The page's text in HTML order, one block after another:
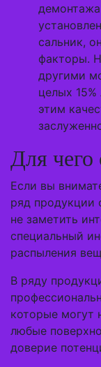
сальник,
факторы.
другими
целых 15%
этим
Для чего
Если вы
ряд продукции
не заметить
специальный
распыления
В ряду
которые могут
любые
доверие